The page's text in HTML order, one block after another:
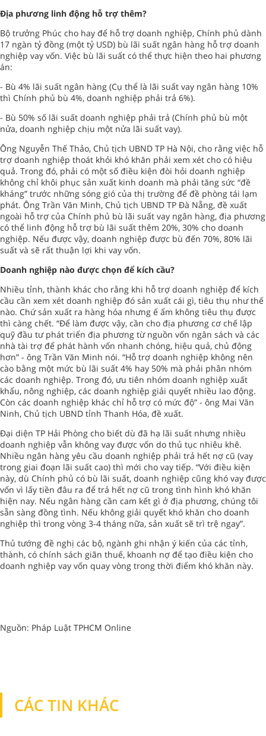
Địa phương linh động hỗ trợ thêm?
Bộ trưởng Phúc cho hay để hỗ trợ doanh nghiệp, Chính phủ dành
17 ngàn tỷ đồng (một tỷ USD) bù lãi suất ngân hàng hỗ trợ doanh
nghiệp vay vốn. Việc bù lãi suất có thể thực hiện theo hai phương
án:
- Bù 4% lãi suất ngân hàng (Cụ thể là lãi suất vay ngân hàng 10%
thì Chính phủ bù 4%, doanh nghiệp phải trả 6%).
- Bù 50% số lãi suất doanh nghiệp phải trả (Chính phủ bù một
nửa, doanh nghiệp chịu một nửa lãi suất vay).
Ông Nguyễn Thế Thảo, Chủ tịch UBND TP Hà Nội, cho rằng việc hỗ
trợ doanh nghiệp thoát khỏi khó khăn phải xem xét cho có hiệu
quả. Trong đó, phải có một số điều kiện đòi hỏi doanh nghiệp
không chỉ khôi phục sản xuất kinh doanh mà phải tăng sức “đề
kháng” trước những sóng gió của thị trường để đề phòng tái lạm
phát. Ông Trần Văn Minh, Chủ tịch UBND TP Đà Nẵng, đề xuất
ngoài hỗ trợ của Chính phủ bù lãi suất vay ngân hàng, địa phương
có thể linh động hỗ trợ bù lãi suất thêm 20%, 30% cho doanh
nghiệp. Nếu được vậy, doanh nghiệp được bù đến 70%, 80% lãi
suất và sẽ rất thuận lợi khi vay vốn.
Doanh nghiệp nào được chọn để kích cầu?
Nhiều tỉnh, thành khác cho rằng khi hỗ trợ doanh nghiệp để kích
cầu cần xem xét doanh nghiệp đó sản xuất cái gì, tiêu thụ như thế
nào. Chứ sản xuất ra hàng hóa nhưng ế ẩm không tiêu thụ được
thì càng chết. “Để làm được vậy, cần cho địa phương cơ chế lập
quỹ đầu tư phát triển địa phương từ nguồn vốn ngân sách và các
nhà tài trợ để phát hành vốn nhanh chóng, hiệu quả, chủ động
hơn” - ông Trần Văn Minh nói. “Hỗ trợ doanh nghiệp không nên
cào bằng một mức bù lãi suất 4% hay 50% mà phải phân nhóm
các doanh nghiệp. Trong đó, ưu tiên nhóm doanh nghiệp xuất
khẩu, nông nghiệp, các doanh nghiệp giải quyết nhiều lao động.
Còn các doanh nghiệp khác chỉ hỗ trợ có mức độ” - ông Mai Văn
Ninh, Chủ tịch UBND tỉnh Thanh Hóa, đề xuất.
Đại diện TP Hải Phòng cho biết dù đã hạ lãi suất nhưng nhiều
doanh nghiệp vẫn không vay được vốn do thủ tục nhiêu khê.
Nhiều ngân hàng yêu cầu doanh nghiệp phải trả hết nợ cũ (vay
trong giai đoạn lãi suất cao) thì mới cho vay tiếp. “Với điều kiện
này, dù Chính phủ có bù lãi suất, doanh nghiệp cũng khó vay được
vốn vì lấy tiền đâu ra để trả hết nợ cũ trong tình hình khó khăn
hiện nay. Nếu ngân hàng cần cam kết gì ở địa phương, chúng tôi
sẵn sàng đồng tình. Nếu không giải quyết khó khăn cho doanh
nghiệp thì trong vòng 3-4 tháng nữa, sản xuất sẽ trì trệ ngay”.
Thủ tướng đề nghị các bộ, ngành ghi nhận ý kiến của các tỉnh,
thành, có chính sách giãn thuế, khoanh nợ để tạo điều kiện cho
doanh nghiệp vay vốn quay vòng trong thời điểm khó khăn này.
Nguồn: Pháp Luật TPHCM Online
CÁC TIN KHÁC